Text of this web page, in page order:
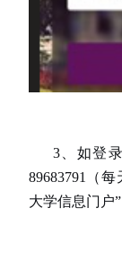
3、如登录
89683791（
大学信息门户”